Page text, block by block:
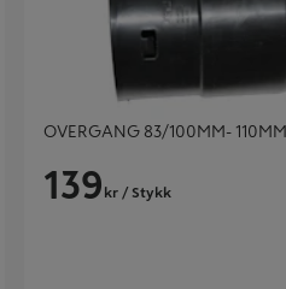
OVERGANG 83/100MM- 110MM
139 kr / Stykk